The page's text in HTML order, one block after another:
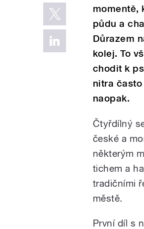
momentě,
půdu a
Důrazem
kolej. To
chodit k
nitra
naopak.
Čtyřdílný
české a
některým
tichem a
tradičními
městě.
První díl s